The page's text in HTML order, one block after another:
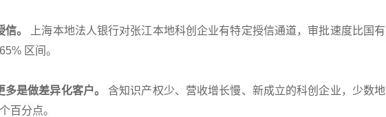
。
上海本地法人银行对张江本地科创企业有特定授信通道，审批速度比国有
区间。
是做差异化客户。
含知识产权少、营收增长慢、新成立的科创企业，少数地
百分点。